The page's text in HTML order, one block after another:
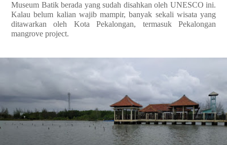
Museum Batik berada yang sudah disahkan oleh UNESCO ini.
Kalau belum kalian wajib mampir, banyak sekali wisata yang
ditawarkan oleh Kota Pekalongan, termasuk Pekalongan
mangrove project.